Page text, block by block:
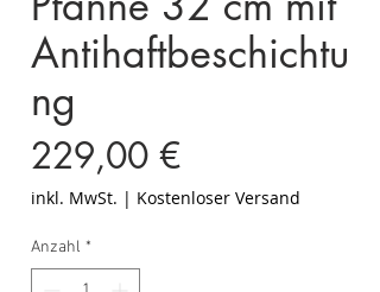
Antihaftbeschichtu
ng
229,00 €Preis
inkl. MwSt. | Kostenloser Versand
Anzahl *